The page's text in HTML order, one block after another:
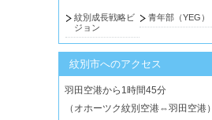
紋別成長戦略ビ
ジョン
青年部（YEG）
紋別市へのアクセス
羽田空港から1時間45分
（オホーツク紋別空港⇔羽田空港）